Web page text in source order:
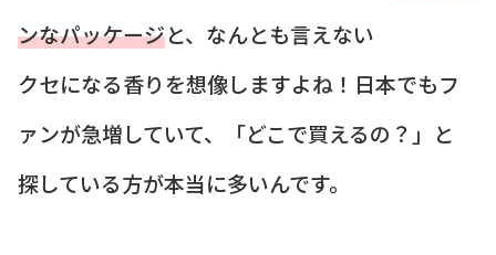
ンなパッケージと、なんとも言えない
クセになる香りを想像しますよね！日本でもフ
ァンが急増していて、「どこで買えるの？」と
探している方が本当に多いんです。